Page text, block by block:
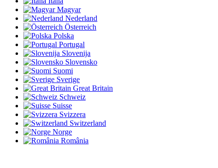
Magyar
Nederland
Österreich
Polska
Portugal
Slovenija
Slovensko
Suomi
Sverige
Great Britain
Schweiz
Suisse
Svizzera
Switzerland
Norge
România